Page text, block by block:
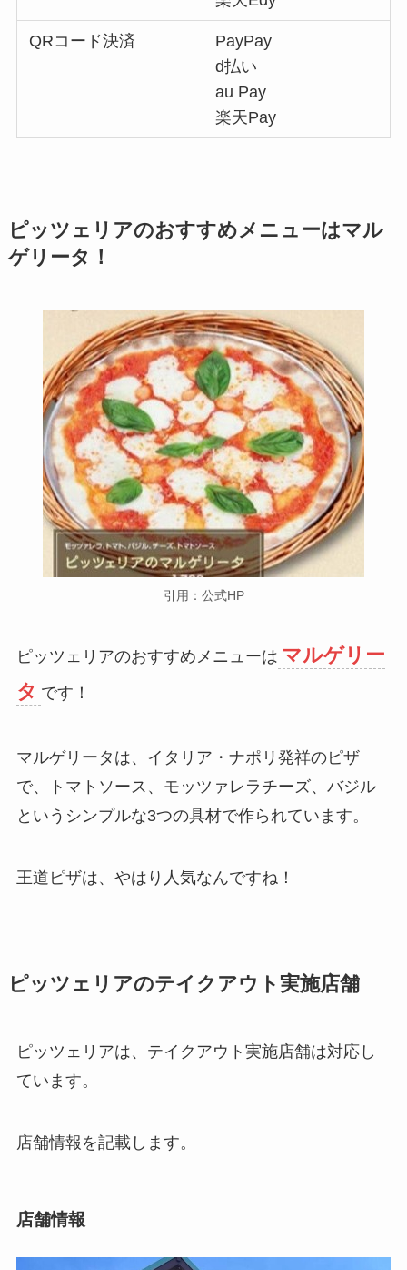
QRコード決済
PayPay
d払い
au Pay
楽天Pay
ピッツェリアのおすすめメニューはマル
ゲリータ！
引用：公式HP
ピッツェリアのおすすめメニューは マルゲリー
タ です！
マルゲリータは、イタリア・ナポリ発祥のピザ
で、トマトソース、モッツァレラチーズ、バジル
というシンプルな3つの具材で作られています。
王道ピザは、やはり人気なんですね！
ピッツェリアのテイクアウト実施店舗
ピッツェリアは、テイクアウト実施店舗は対応し
ています。
店舗情報を記載します。
店舗情報